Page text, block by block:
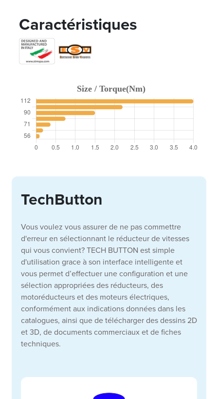
Caractéristiques
TechButton
Vous voulez vous assurer de ne pas commettre
d'erreur en sélectionnant le réducteur de vitesses
qui vous convient?TECH BUTTON est simple
d'utilisation grace à son interface intelligente et
vous permet d’effectuer une configuration et une
sélection appropriées des réducteurs, des
motoréducteurs et des moteurs électriques,
conformément aux indications données dans les
catalogues, ainsi que de télécharger des dessins 2D
et 3D, de documents commerciaux et de fiches
techniques.